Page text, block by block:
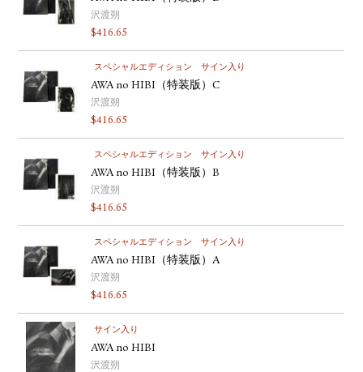
沢渡朔
$416.65
スペシャルエディション サイン入り
AWA no HIBI（特装版）C
沢渡朔
$416.65
スペシャルエディション サイン入り
AWA no HIBI（特装版）B
沢渡朔
$416.65
スペシャルエディション サイン入り
AWA no HIBI（特装版）A
沢渡朔
$416.65
サイン入り
AWA no HIBI
沢渡朔